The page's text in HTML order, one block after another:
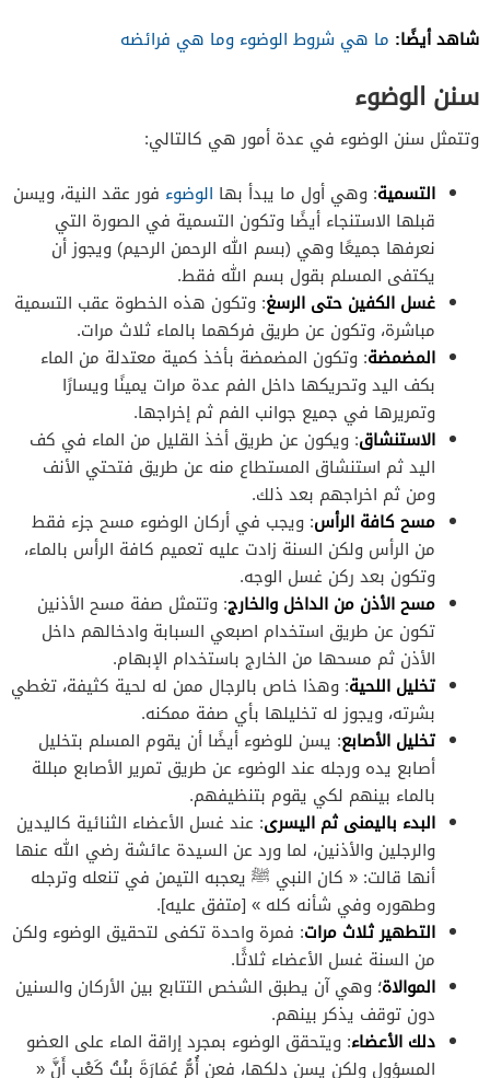
شاهد أيضًا: ما هي شروط الوضوء وما هي فرائضه
سنن الوضوء
وتتمثل سنن الوضوء في عدة أمور هي كالتالي:
التسمية: وهي أول ما يبدأ بها الوضوء فور عقد النية، ويسن
قبلها الاستنجاء أيضًا وتكون التسمية في الصورة التي
نعرفها جميعًا وهي (بسم الله الرحمن الرحيم) ويجوز أن
يكتفى المسلم بقول بسم الله فقط.
غسل الكفين حتى الرسغ: وتكون هذه الخطوة عقب التسمية
مباشرة، وتكون عن طريق فركهما بالماء ثلاث مرات.
المضمضة: وتكون المضمضة بأخذ كمية معتدلة من الماء
بكف اليد وتحريكها داخل الفم عدة مرات يمينًا ويسارًا
وتمريرها في جميع جوانب الفم ثم إخراجها.
الاستنشاق: ويكون عن طريق أخذ القليل من الماء في كف
اليد ثم استنشاق المستطاع منه عن طريق فتحتي الأنف
ومن ثم اخراجهم بعد ذلك.
مسح كافة الرأس: ويجب في أركان الوضوء مسح جزء فقط
من الرأس ولكن السنة زادت عليه تعميم كافة الرأس بالماء،
وتكون بعد ركن غسل الوجه.
مسح الأذن من الداخل والخارج: وتتمثل صفة مسح الأذنين
تكون عن طريق استخدام اصبعي السبابة وادخالهم داخل
الأذن ثم مسحها من الخارج باستخدام الإبهام.
تخليل اللحية: وهذا خاص بالرجال ممن له لحية كثيفة، تغطي
بشرته، ويجوز له تخليلها بأي صفة ممكنه.
تخليل الأصابع: يسن للوضوء أيضًا أن يقوم المسلم بتخليل
أصابع يده ورجله عند الوضوء عن طريق تمرير الأصابع مبللة
بالماء بينهم لكي يقوم بتنظيفهم.
البدء باليمنى ثم اليسرى: عند غسل الأعضاء الثنائية كاليدين
والرجلين والأذنين، لما ورد عن السيدة عائشة رضي الله عنها
أنها قالت: « كان النبي ﷺ يعجبه التيمن في تنعله وترجله
وطهوره وفي شأنه كله » [متفق عليه].
التطهير ثلاث مرات: فمرة واحدة تكفى لتحقيق الوضوء ولكن
من السنة غسل الأعضاء ثلاثًا.
الموالاة؛ وهي آن يطبق الشخص التتابع بين الأركان والسنين
دون توقف يذكر بينهم.
دلك الأعضاء: ويتحقق الوضوء بمجرد إراقة الماء على العضو
المسؤول ولكن يسن دلكها، فعن أُمُّ عُمَارَةَ بِنْتُ كَعْبٍ أَنَّ «